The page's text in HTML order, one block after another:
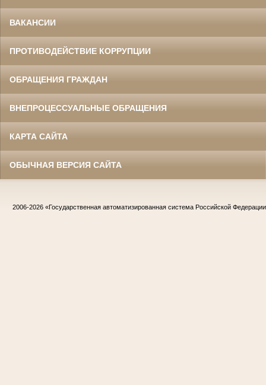
ВАКАНСИИ
ПРОТИВОДЕЙСТВИЕ КОРРУПЦИИ
ОБРАЩЕНИЯ ГРАЖДАН
ВНЕПРОЦЕССУАЛЬНЫЕ ОБРАЩЕНИЯ
КАРТА САЙТА
ОБЫЧНАЯ ВЕРСИЯ САЙТА
2006-2026 «Государственная автоматизированная система Российской